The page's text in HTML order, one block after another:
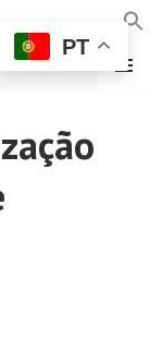
DE
MENU
PT